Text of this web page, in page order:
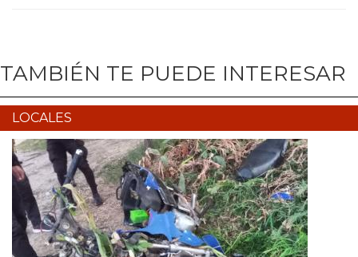
TAMBIÉN TE PUEDE INTERESAR
LOCALES